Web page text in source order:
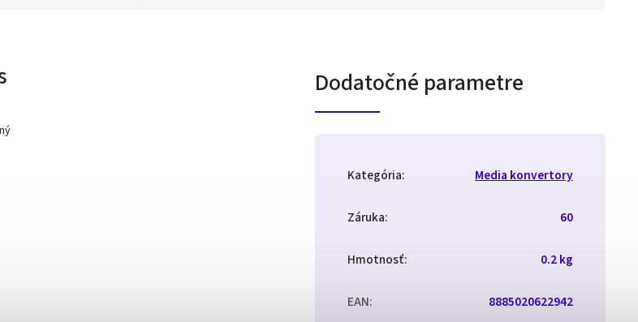
Dodatočné parametre
Kategória: Media konvertory
Záruka: 60
Hmotnosť: 0.2 kg
EAN: 8885020622942